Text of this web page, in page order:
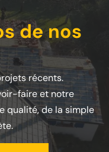
de nos
récents.
faire et notre
qualité, de la simple